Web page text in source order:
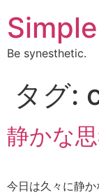
Be synesthetic.
タグ:
静かな
今日は久々に静